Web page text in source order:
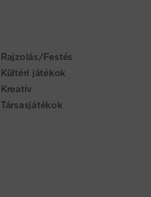
Rajzolás/Festés
Kültéri játékok
Kreatív
Társasjátékok